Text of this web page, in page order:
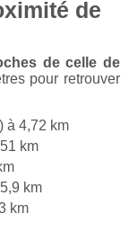
de
de celle de
pour retrouver
à 4,72 km
km
km
km